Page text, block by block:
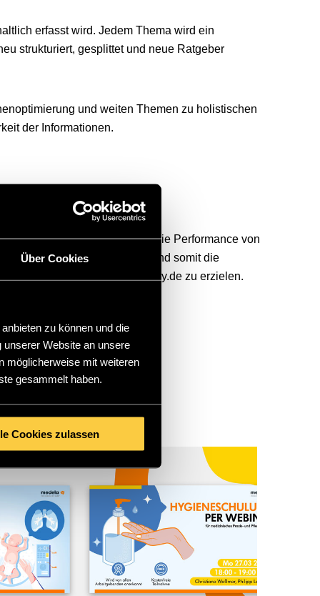
Über Cookies
zu können und die
Website an unsere
möglicherweise mit weiteren
gesammelt haben.
Cookies zulassen
erfasst wird. Jedem Thema wird ein
strukturiert, gesplittet und neue Ratgeber
und weiten Themen zu holistischen
der Informationen.
Themen-Clustering) werden die Performance von
Top-Rankings erzielt und somit die
Mio. Klicks für medela-family.de zu erzielen.